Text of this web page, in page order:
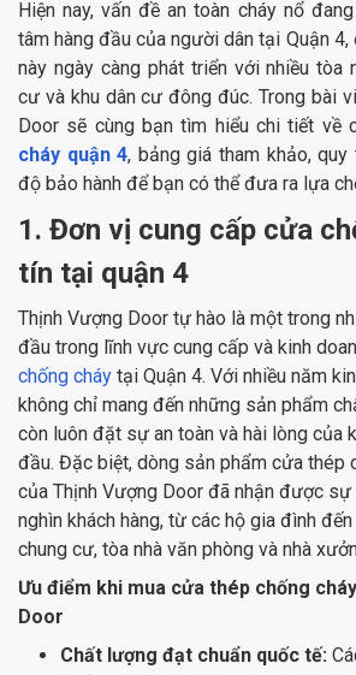
Hiện nay, vấn đề an toàn cháy nổ
tâm hàng đầu của người dân tại Quận
này ngày càng phát triển với nhiều tòa
cư và khu dân cư đông đúc. Trong bài
Door sẽ cùng bạn tìm hiểu chi tiết về
cháy quận 4, bảng giá tham khảo,
độ bảo hành để bạn có thể đưa ra lựa
1. Đơn vị cung cấp cửa
tín tại quận 4
Thịnh Vượng Door tự hào là một trong
đầu trong lĩnh vực cung cấp và kinh
chống cháy tại Quận 4. Với nhiều năm
không chỉ mang đến những sản phẩm
còn luôn đặt sự an toàn và hài lòng của
đầu. Đặc biệt, dòng sản phẩm cửa thép
của Thịnh Vượng Door đã nhận được
nghìn khách hàng, từ các hộ gia đình
chung cư, tòa nhà văn phòng và nhà
Ưu điểm khi mua cửa thép chống
Door
Chất lượng đạt chuẩn quốc tế: